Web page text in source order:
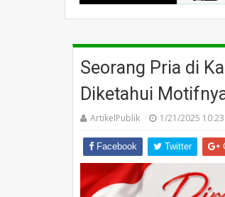
Seorang Pria di
Diketahui
ArtikelPublik 1/21/2025
Facebook Twitter